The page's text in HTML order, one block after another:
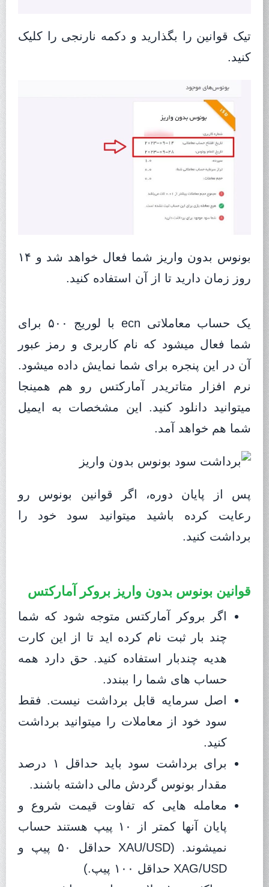
تیک قوانین را بگذارید و دکمه نارنجی را کلیک
کنید.
بونوس بدون واریز شما فعال خواهد شد و ۱۴
روز زمان دارید تا از آن استفاده کنید.
یک حساب معاملاتی ecn با لوریج ۵۰۰ برای
شما فعال میشود که نام کاربری و رمز عبور
آن در این پنجره برای شما نمایش داده میشود.
نرم افزار متاتریدر آمارکتس رو هم همینجا
میتوانید دانلود کنید. این مشخصات به ایمیل
شما هم خواهد آمد.
پس از پایان دوره، اگر قوانین بونوس رو
رعایت کرده باشید میتوانید سود خود را
برداشت کنید.
قوانین بونوس بدون واریز بروکر آمارکتس
اگر بروکر آمارکتس متوجه شود که شما
چند بار ثبت نام کرده اید تا از این کارت
هدیه چندبار استفاده کنید. حق دارد همه
حساب های شما را ببندد.
اصل سرمایه قابل برداشت نیست. فقط
سود خود از معاملات را میتوانید برداشت
کنید.
برای برداشت سود باید حداقل ۱ درصد
مقدار بونوس گردش مالی داشته باشند.
معامله هایی که تفاوت قیمت شروع و
پایان آنها کمتر از ۱۰ پیپ هستند حساب
نمیشوند. (XAU/USD حداقل ۵۰ پیپ و
XAG/USD حداقل ۱۰۰ پیپ.)